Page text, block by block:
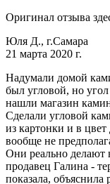
Оригинал отзыва
Юля Д., г.Самара
21 марта 2020 г.
Надумали домой
был угловой, но
нашли магазин
Сделали угловой
из картонки и в
вообще не
Они реально делают
продавец Галина -
показала,